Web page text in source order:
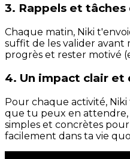
3. Rappels et
Chaque matin, Niki
suffit de les valider avant
progrès et rester motivé
4. Un impact clair et
Pour chaque activité,
que tu peux en attendre,
simples et concrètes
facilement dans ta vie